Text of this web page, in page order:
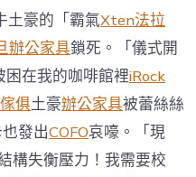
土豪的「霸氣Xten法拉
辦公家具鎖死。「儀式開
困在我的咖啡館裡iRock
俱土豪辦公家具被蕾絲絲
發出COFO哀嚎。「現
構失衡壓力！我需要校